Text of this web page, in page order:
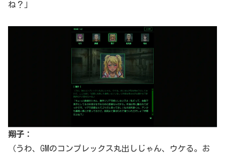
ね？」
翔子：
（うわ、GMのコンプレックス丸出しじゃん、ウケる。お